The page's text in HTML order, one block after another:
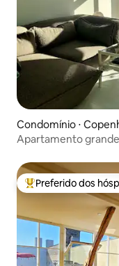
Condomínio ⋅
Apartamento
Entre os melhores
Preferido dos